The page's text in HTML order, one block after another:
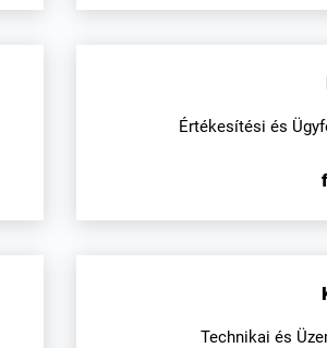
Értékesítési és
Technikai és